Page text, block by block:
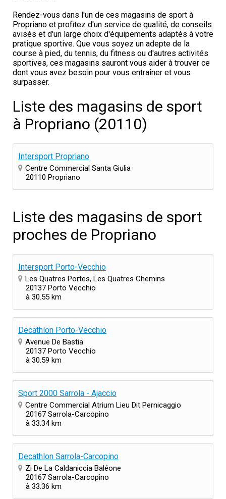
Rendez-vous dans l'un de ces magasins de sport à
Propriano et profitez d'un service de qualité, de conseils
avisés et d'un large choix d'équipements adaptés à votre
pratique sportive. Que vous soyez un adepte de la
course à pied, du tennis, du fitness ou d'autres activités
sportives, ces magasins sauront vous aider à trouver ce
dont vous avez besoin pour vous entraîner et vous
surpasser.
Liste des magasins de sport
à Propriano (20110)
Intersport Propriano
Centre Commercial Santa Giulia
20110 Propriano
Liste des magasins de sport
proches de Propriano
Intersport Porto-Vecchio
Les Quatres Portes, Les Quatres Chemins
20137 Porto Vecchio
à 30.55 km
Decathlon Porto-Vecchio
Avenue De Bastia
20137 Porto Vecchio
à 30.59 km
Sport 2000 Sarrola - Ajaccio
Centre Commercial Atrium Lieu Dit Pernicaggio
20167 Sarrola-Carcopino
à 33.34 km
Decathlon Sarrola-Carcopino
Zi De La Caldaniccia Baléone
20167 Sarrola-Carcopino
à 33.36 km